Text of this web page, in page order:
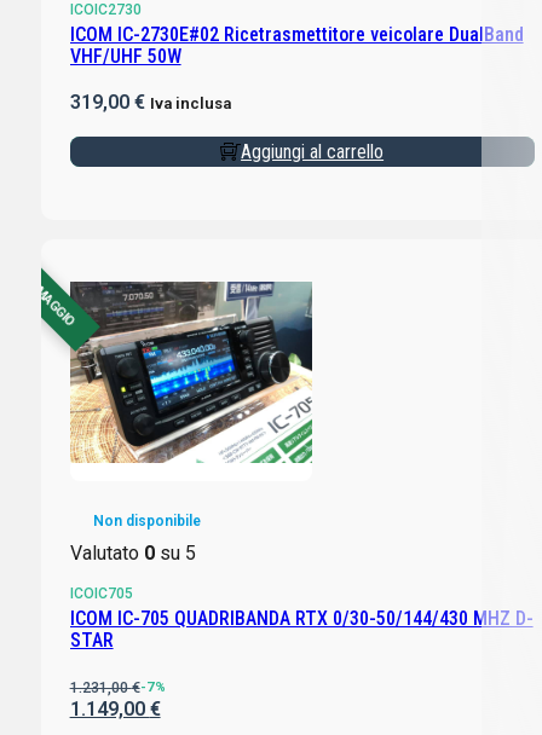
ICOIC2730
ICOM IC-2730E#02 Ricetrasmettitore veicolare DualBand
VHF/UHF 50W
319,00 € Iva inclusa
Aggiungi al carrello
CON OMAGGIO
Non disponibile
Valutato 0su 5
ICOIC705
ICOM IC-705 QUADRIBANDA RTX 0/30-50/144/430 MHZ D-
STAR
1.231,00€-7%
1.149,00 €